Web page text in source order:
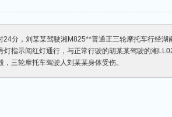
24分，刘某某驾驶湘M825**普通正三轮摩托车行经湖
灯指示闯红灯通行，与正常行驶的胡某某驾驶的湘
，三轮摩托车驾驶人刘某某身体受伤。